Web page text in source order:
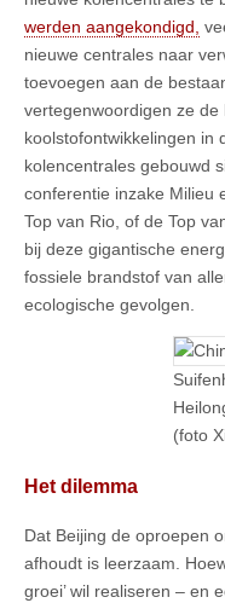
werden aangekondigd,
nieuwe centrales naar
toevoegen aan de
vertegenwoordigen ze
koolstofontwikkelingen in
kolencentrales gebouwd
conferentie inzake Milieu
Top van Rio, of de Top
bij deze gigantische
fossiele brandstof van
ecologische gevolgen.
(foto
Het dilemma
Dat Beijing de oproepen
afhoudt is leerzaam.
groei’ wil realiseren – en